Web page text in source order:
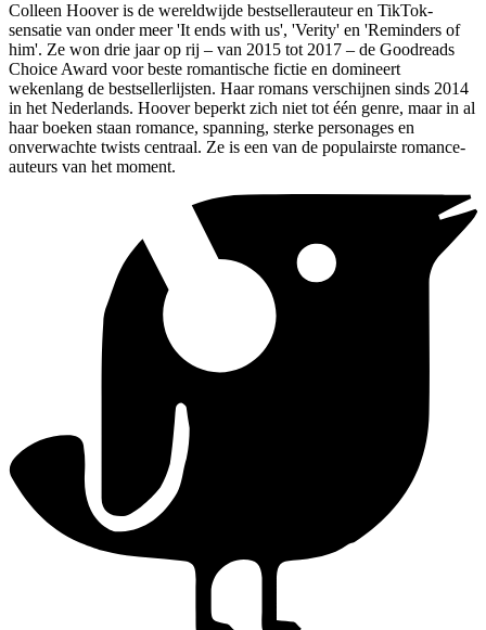
Colleen Hoover is de wereldwijde bestsellerauteur en TikTok-
sensatie van onder meer 'It ends with us', 'Verity' en 'Reminders of
him'. Ze won drie jaar op rij – van 2015 tot 2017 – de Goodreads
Choice Award voor beste romantische fictie en domineert
wekenlang de bestsellerlijsten. Haar romans verschijnen sinds 2014
in het Nederlands. Hoover beperkt zich niet tot één genre, maar in al
haar boeken staan romance, spanning, sterke personages en
onverwachte twists centraal. Ze is een van de populairste romance-
auteurs van het moment.